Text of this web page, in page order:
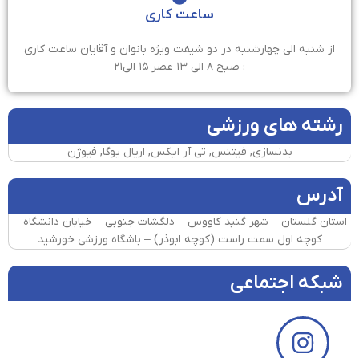
ساعت کاری
از شنبه الی چهارشنبه در دو شیفت ویژه بانوان و آقایان ساعت کاری
: صبح ۸ الی ۱۳ عصر ۱۵ الی۲۱
رشته های ورزشی
بدنسازی, فیتنس, تی آر ایکس, اریال یوگا, فیوژن
آدرس
استان گلستان – شهر گنبد کاووس – دلگشات جنوبی – خیابان دانشگاه –
کوچه اول سمت راست (کوچه ابوذر) – باشگاه ورزشی خورشید
شبکه اجتماعی